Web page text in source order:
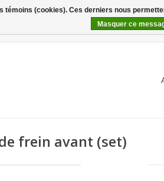
frein avant (set)
témoins (cookies). Ces derniers nous
Masquer ce